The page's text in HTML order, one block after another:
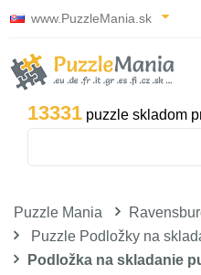
www.PuzzleMania.sk
13331 puzzle skladom
Puzzle Mania
Puzzle Podložky na
Podložka na skladanie